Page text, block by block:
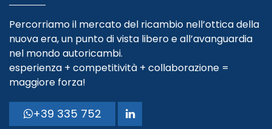
Percorriamo il mercato del ricambio nell’ottica della
nuova era, un punto di vista libero e all’avanguardia
nel mondo autoricambi.
esperienza + competitività + collaborazione =
maggiore forza!
+39 335 752